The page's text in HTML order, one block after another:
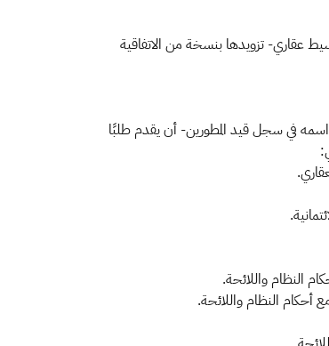
عقاري- تزويدها بنسخة من الاتفاقية
في سجل قيد المطورين- أن يقدم طلبًا
النظام واللائحة.
أحكام النظام واللائحة.